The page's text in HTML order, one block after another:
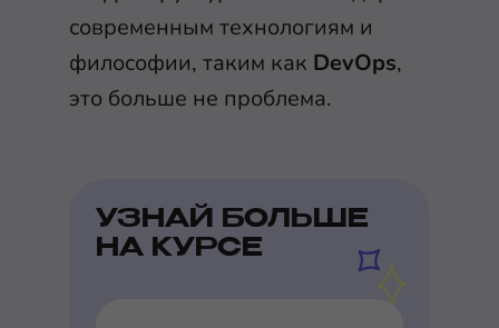
современным технологиям и
философии, таким как DevOps,
это больше не проблема.
УЗНАЙ БОЛЬШЕ
НА КУРСЕ